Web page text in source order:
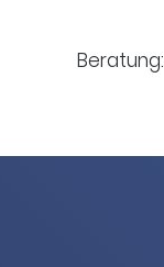
Beratung: